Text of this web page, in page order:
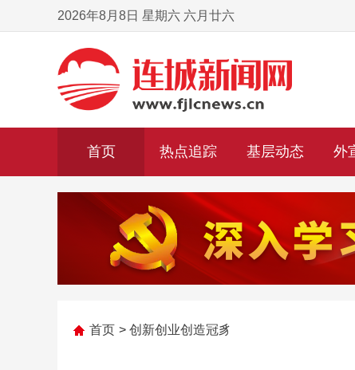
2026年8月8日 星期六 六月廿六
首页 热点追踪 基层动态 外
首页 > 创新创业创造冠豸